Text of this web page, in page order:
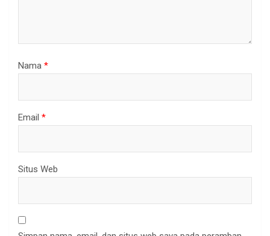
Nama *
Email *
Situs Web